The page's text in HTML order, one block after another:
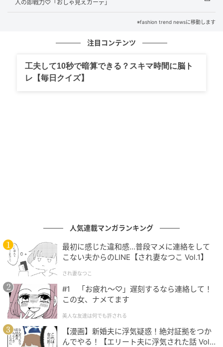
※すべての商品情報・画像はGU出典です。
※記事内の情報は執筆時のものになります。価格変更
や、販売終了の可能性もございます。最新の商品情報
は各お店・ブランドなどにご確認くださいませ。
Writer：licca.M
次の記事
人の即戦力♡「おしゃ見えカーデ」
※fashion trend newsに移動します
注目コンテンツ
工夫して10秒で暗算できる？スキマ時間に脳ト
レ【毎日クイズ】
人気連載マンガランキング
最初に感じた違和感…普段マメに連絡をして
こない夫からのLINE【され妻なつこ Vol.1】
され妻なつこ
#1 「お疲れ〜♡」遅刻するなら連絡して！
この女、ナメてます
美人な友達は何でも許される
【漫画】新婚夫に浮気疑惑！絶対証拠をつか
んでやる！【エリート夫に浮気された話 Vol.